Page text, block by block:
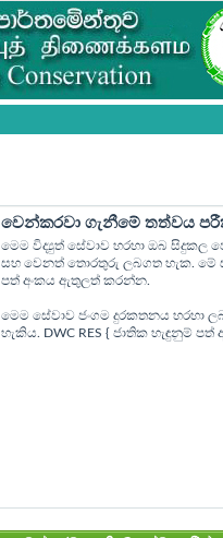
වෙන්කරවා ගැනීමේ තත්වය
මෙම විද්‍යුත් සේවාව හරහා ඔබ සිදුකල
සහ වෙනත් තොරතුරු ලබගත හැක. මේ
පත් අංකය ඇතුලත් කරන්න.
මෙම සේවාව ජංගම දුරකතනය හරහා
හැකිය. DWC RES { ජාතික හැඳුනුම්